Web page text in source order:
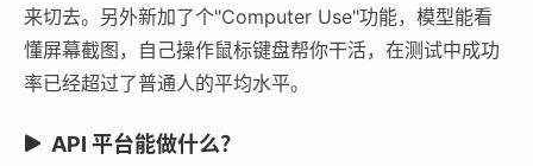
来切去。另外新加了个"Computer Use"功能，模型能看
懂屏幕截图，自己操作鼠标键盘帮你干活，在测试中成功
率已经超过了普通人的平均水平。
API 平台能做什么？